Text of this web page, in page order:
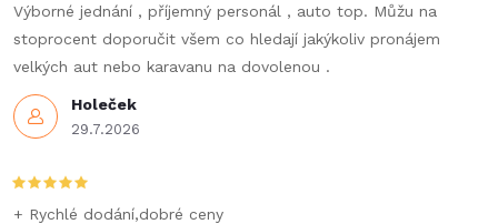
Holeček
29.7.2026
Výborné jednání , příjemný personál , auto top. Můžu na
stoprocent doporučit všem co hledají jakýkoliv pronájem
velkých aut nebo karavanu na dovolenou .
+ Rychlé dodání,dobré ceny